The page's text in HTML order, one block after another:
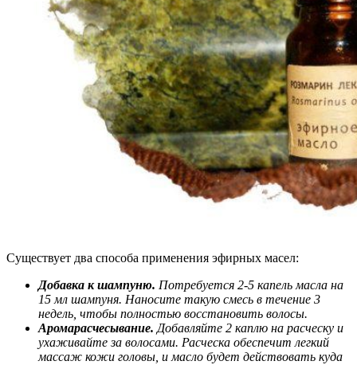
Существует два способа применения эфирных масел:
Добавка к шампуню. Потребуется 2-5 капель масла на
15 мл шампуня. Наносите такую смесь в течение 3
недель, чтобы полностью восстановить волосы.
Аромарасчесывание. Добавляйте 2 каплю на расческу и
ухаживайте за волосами. Расческа обеспечит легкий
массаж кожи головы, и масло будет действовать куда